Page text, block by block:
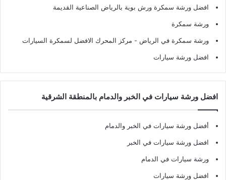
افضل ورشة سمكرة ورش بوية بالرياض الصناعية القديمة
ورشة سمكرة
ورشة سمكرة في الرياض - مركز المحرك الافضل لسمكرة السيارات
افضل ورشة سيارات
افضل ورشة سيارات في الخبر والدمام بالمنطقة الشرقية
أفضل ورشة سيارات في الخبر والدمام
افضل ورشة سيارات في الخبر
ورشة سيارات في الدمام
افضل ورشة سيارات